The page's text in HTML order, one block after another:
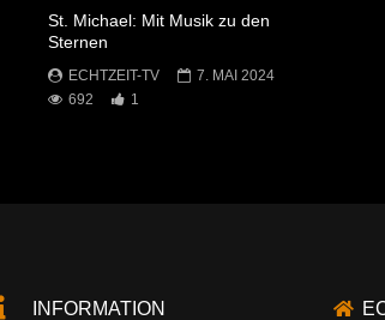
St. Michael: Mit Musik zu den
Sternen
ECHTZEIT-TV
7. MAI 2024
692
1
INFORMATION